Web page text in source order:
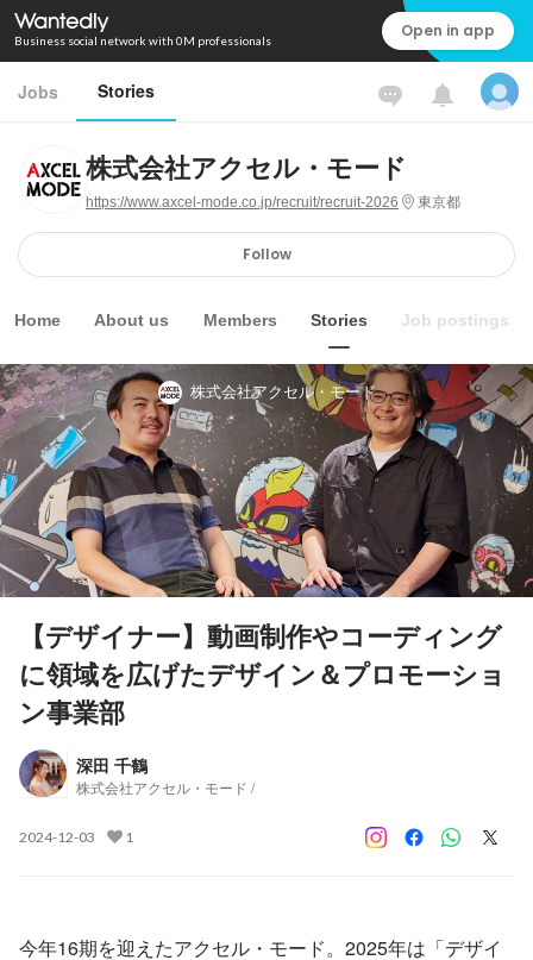
Business social network with 0M professionals Open in app
Jobs Stories
株式会社アクセル・モード
https://www.axcel-mode.co.jp/recruit/recruit-2026 東京都
Follow
Home About us Members Stories Job postings
株式会社アクセル・モード
【デザイナー】動画制作やコーディング
に領域を広げたデザイン＆プロモーショ
ン事業部
深田 千鶴
株式会社アクセル・モード /
2024-12-03 1
今年16期を迎えたアクセル・モード。2025年は「デザイ